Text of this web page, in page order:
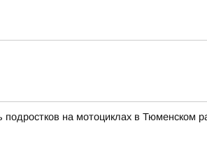
на мотоциклах в Тюменском